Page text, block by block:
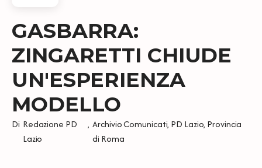
GASBARRA:
ZINGARETTI CHIUDE
UN'ESPERIENZA
MODELLO
Di Redazione PD
Lazio
, Archivio Comunicati, PD Lazio, Provincia
di Roma